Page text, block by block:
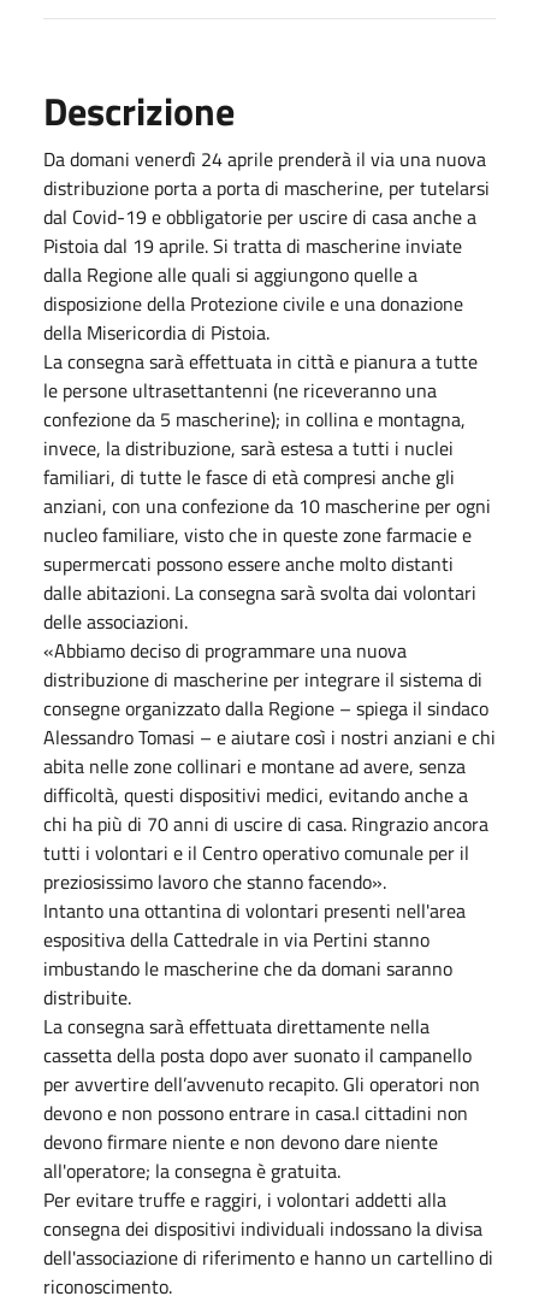
Descrizione
Da domani venerdì 24 aprile prenderà il via una nuova
distribuzione porta a porta di mascherine, per tutelarsi
dal Covid-19 e obbligatorie per uscire di casa anche a
Pistoia dal 19 aprile. Si tratta di mascherine inviate
dalla Regione alle quali si aggiungono quelle a
disposizione della Protezione civile e una donazione
della Misericordia di Pistoia.
La consegna sarà effettuata in città e pianura a tutte
le persone ultrasettantenni (ne riceveranno una
confezione da 5 mascherine); in collina e montagna,
invece, la distribuzione, sarà estesa a tutti i nuclei
familiari, di tutte le fasce di età compresi anche gli
anziani, con una confezione da 10 mascherine per ogni
nucleo familiare, visto che in queste zone farmacie e
supermercati possono essere anche molto distanti
dalle abitazioni. La consegna sarà svolta dai volontari
delle associazioni.
«Abbiamo deciso di programmare una nuova
distribuzione di mascherine per integrare il sistema di
consegne organizzato dalla Regione – spiega il sindaco
Alessandro Tomasi – e aiutare così i nostri anziani e chi
abita nelle zone collinari e montane ad avere, senza
difficoltà, questi dispositivi medici, evitando anche a
chi ha più di 70 anni di uscire di casa. Ringrazio ancora
tutti i volontari e il Centro operativo comunale per il
preziosissimo lavoro che stanno facendo».
Intanto una ottantina di volontari presenti nell'area
espositiva della Cattedrale in via Pertini stanno
imbustando le mascherine che da domani saranno
distribuite.
La consegna sarà effettuata direttamente nella
cassetta della posta dopo aver suonato il campanello
per avvertire dell’avvenuto recapito. Gli operatori non
devono e non possono entrare in casa.I cittadini non
devono firmare niente e non devono dare niente
all'operatore; la consegna è gratuita.
Per evitare truffe e raggiri, i volontari addetti alla
consegna dei dispositivi individuali indossano la divisa
dell'associazione di riferimento e hanno un cartellino di
riconoscimento.